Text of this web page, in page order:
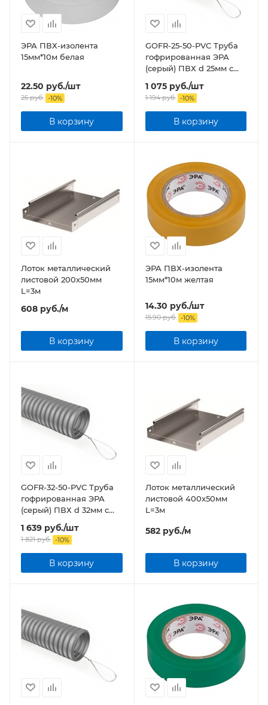
ЭРА ПВХ-изолента
15мм*10м белая
22.50 руб./шт
25руб. -10%
В корзину
GOFR-25-50-PVС Труба
гофрированная ЭРА
(серый) ПВХ d 25мм с
зонд. легкая 50м бухта
1 075руб./шт
1 194руб. -10%
В корзину
Лоток металлический
листовой 200x50мм
L=3м
608 руб./м
В корзину
ЭРА ПВХ-изолента
15мм*10м желтая
14.30 руб./шт
15.90руб. -10%
В корзину
GOFR-32-50-PVС Труба
гофрированная ЭРА
(серый) ПВХ d 32мм с
зонд. легкая 50м бухта
1 639 руб./шт
1 821руб. -10%
В корзину
Лоток металлический
листовой 400x50мм
L=3м
582руб./м
В корзину